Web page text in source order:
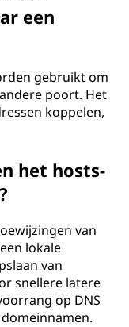
een
gebruikt om
poort. Het
koppelen,
het hosts-
van
lokale
van
snellere latere
op DNS